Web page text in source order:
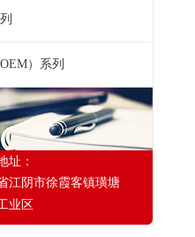
）系列
址：
江阴市徐霞客镇璜塘
业区